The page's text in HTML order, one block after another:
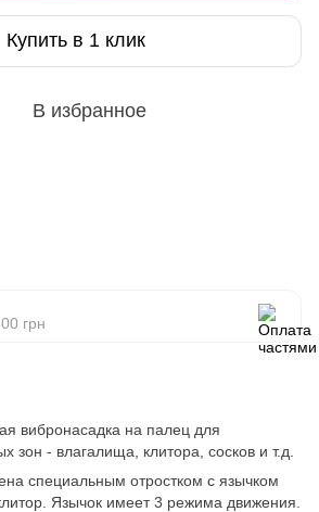
Купить в 1 клик
В избранное
грн
вибронасадка на палец для
зон - влагалища, клитора, сосков и т.д.
специальным отростком c язычком
Язычок имеет 3 режима движения.